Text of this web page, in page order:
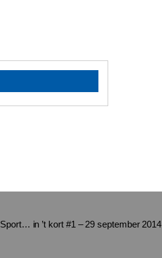
Sport… in ’t kort #1 – 29 september 2014